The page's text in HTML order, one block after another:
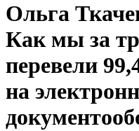
Ольга
Как мы за
перевели
на